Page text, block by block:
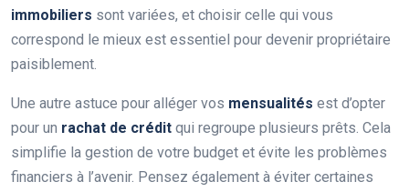
immobiliers sont variées, et choisir celle qui vous
correspond le mieux est essentiel pour devenir propriétaire
paisiblement.
Une autre astuce pour alléger vos mensualités est d’opter
pour un rachat de crédit qui regroupe plusieurs prêts. Cela
simplifie la gestion de votre budget et évite les problèmes
financiers à l’avenir. Pensez également à éviter certaines